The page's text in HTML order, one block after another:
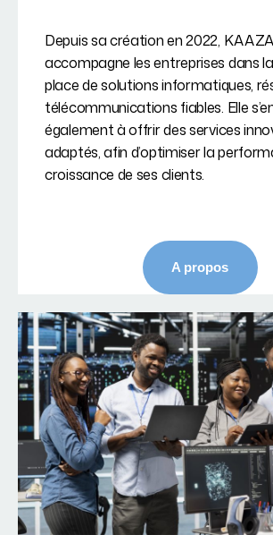
Depuis sa création en 2022,
accompagne les entreprises dans
place de solutions informatiques,
télécommunications fiables. Elle
également à offrir des services
adaptés, afin d’optimiser la
croissance de ses clients.